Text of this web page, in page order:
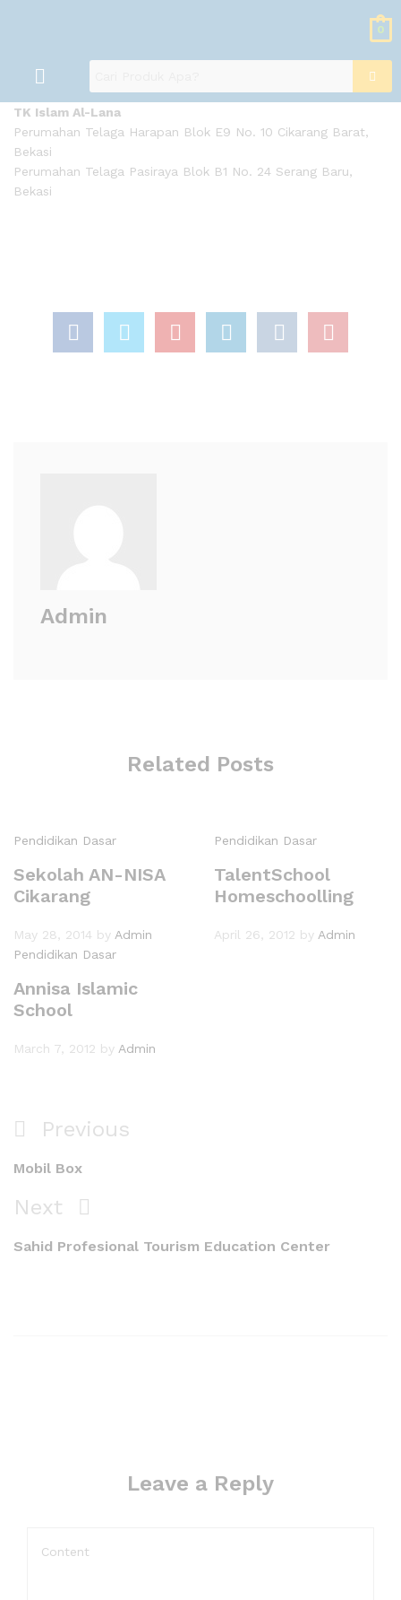
0
TK Islam Al-Lana
Perumahan Telaga Harapan Blok E9 No. 10 Cikarang Barat,
Bekasi
Perumahan Telaga Pasiraya Blok B1 No. 24 Serang Baru,
Bekasi
Admin
Related Posts
Pendidikan Dasar
Sekolah AN-NISA
Cikarang
May 28, 2014 by Admin
Pendidikan Dasar
TalentSchool
Homeschoolling
April 26, 2012 by Admin
Pendidikan Dasar
Annisa Islamic
School
March 7, 2012 by Admin
Previous
Mobil Box
Next
Sahid Profesional Tourism Education Center
Leave a Reply